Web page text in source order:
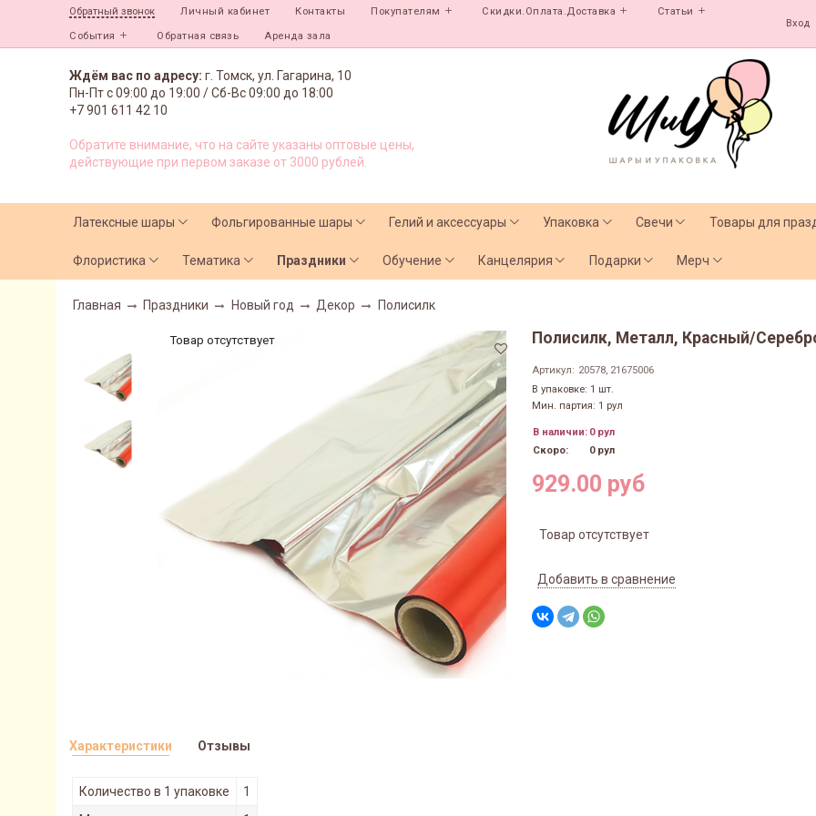
Обратный звонок Личный кабинет Контакты Покупателям Скидки.Оплата.Доставка Статьи
События Обратная связь Аренда зала
Вход
Ждём вас по адресу: г. Томск, ул. Гагарина, 10
Пн-Пт с09:00 до 19:00 /Сб-Вс 09:00 до 18:00
+7 901 611 42 10
Обратите внимание, что на сайте указаны оптовые цены,
действующие при первом заказе от 3000 рублей.
Латексные шары Фольгированные шары Гелий и аксессуары Упаковка Свечи Товары для
Флористика Тематика Праздники Обучение Канцелярия Подарки Мерч
Главная Праздники Новый год Декор Полисилк
Товар отсутствует Полисилк, Металл, Красный/
Артикул: 20578, 21675006
В упаковке: 1 шт.
Мин. партия: 1 рул
В наличии: 0 рул
Скоро:
0 рул
929.00 руб
Товар отсутствует
Добавить в сравнение
Характеристики
Количество в 1 упаковке
1
Отзывы